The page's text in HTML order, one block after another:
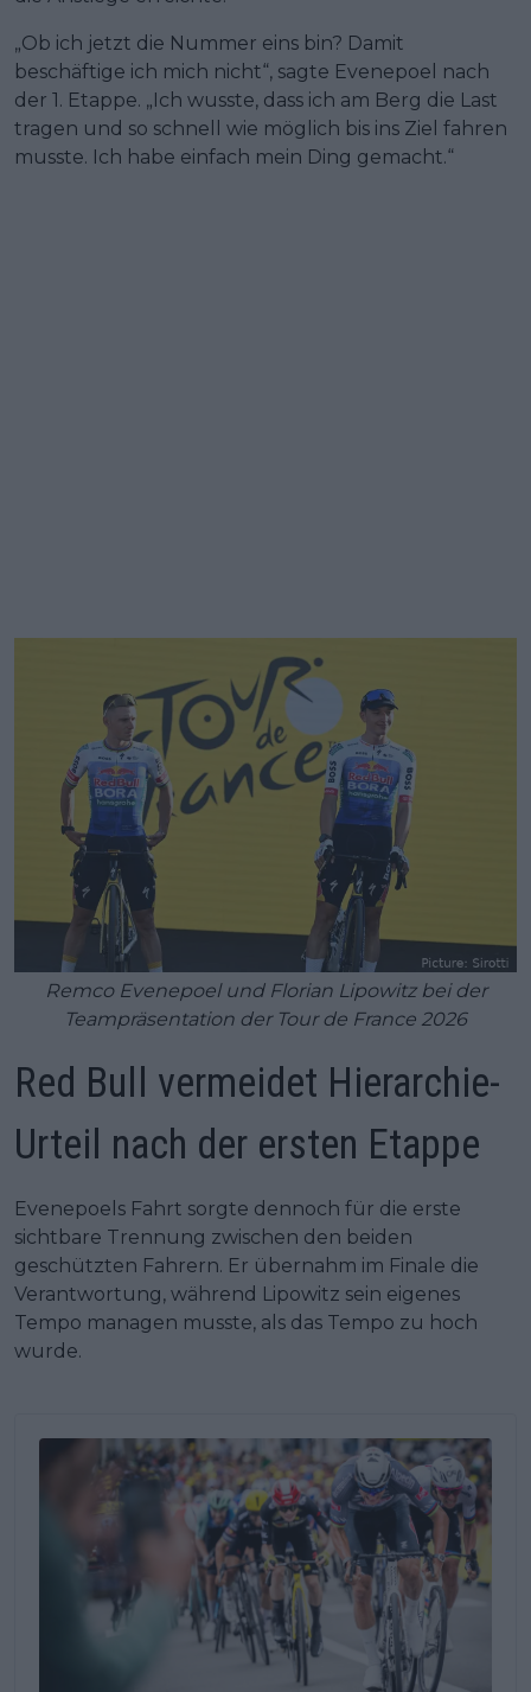
„Ob ich jetzt die Nummer eins bin? Damit
beschäftige ich mich nicht“, sagte Evenepoel nach
der 1. Etappe. „Ich wusste, dass ich am Berg die Last
tragen und so schnell wie möglich bis ins Ziel fahren
musste. Ich habe einfach mein Ding gemacht.“
Remco Evenepoel und Florian Lipowitz bei der
Teampräsentation der Tour de France 2026
Red Bull vermeidet Hierarchie-
Urteil nach der ersten Etappe
Evenepoels Fahrt sorgte dennoch für die erste
sichtbare Trennung zwischen den beiden
geschützten Fahrern. Er übernahm im Finale die
Verantwortung, während Lipowitz sein eigenes
Tempo managen musste, als das Tempo zu hoch
wurde.